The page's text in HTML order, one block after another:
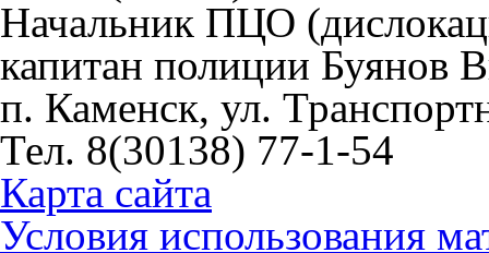
Начальник ПЦО
капитан полиции Буянов
п. Каменск, ул.
Тел. 8(30138) 77-1-54
Карта сайта
Условия использования